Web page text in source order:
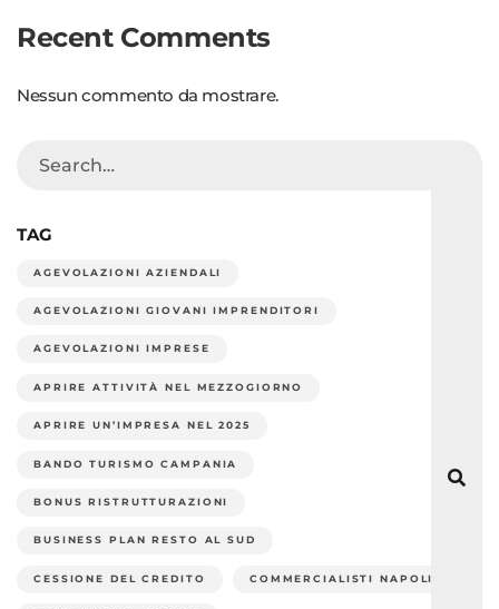
Recent Comments
Nessun commento da mostrare.
TAG
AGEVOLAZIONI AZIENDALI
AGEVOLAZIONI GIOVANI IMPRENDITORI
AGEVOLAZIONI IMPRESE
APRIRE ATTIVITÀ NEL MEZZOGIORNO
APRIRE UN’IMPRESA NEL 2025
BANDO TURISMO CAMPANIA
BONUS RISTRUTTURAZIONI
BUSINESS PLAN RESTO AL SUD
CESSIONE DEL CREDITO COMMERCIALISTI NAPOLI